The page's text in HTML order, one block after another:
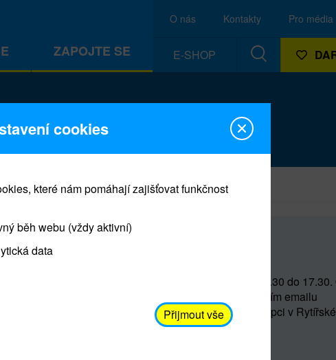
ZAPOJTE SE
O nás Kontakty Pro média
E-SHOP
a dárků UNICEF
bude otevřena každý čtvrtek o 11 do 15 a od 15.30 do
je možné vyzvednout po domluvě (prostřednictvím emailu
nebo telefonním čísle 606 655 547) na recepci v
cookies
které nám pomáhají zajišťovat funkčnost
běh webu (vždy aktivní)
data
Přijmout vše